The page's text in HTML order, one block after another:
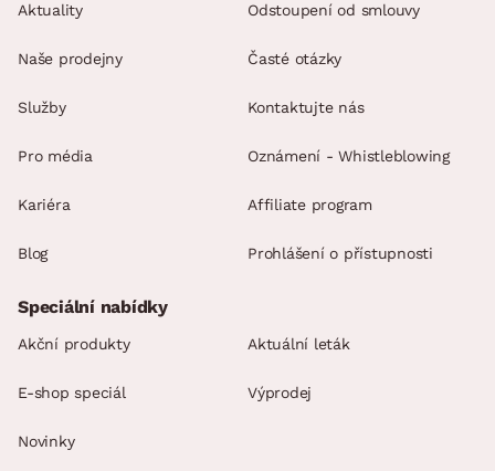
Aktuality
Naše prodejny
Služby
Pro média
Kariéra
Blog
Odstoupení od smlouvy
Časté otázky
Kontaktujte nás
Oznámení - Whistleblowing
Affiliate program
Prohlášení o přístupnosti
Speciální nabídky
Akční produkty Aktuální leták
E-shop speciál Výprodej
Novinky